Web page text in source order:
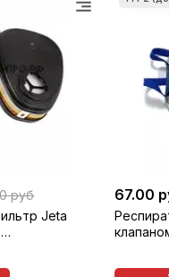
руб
Jeta
67.00